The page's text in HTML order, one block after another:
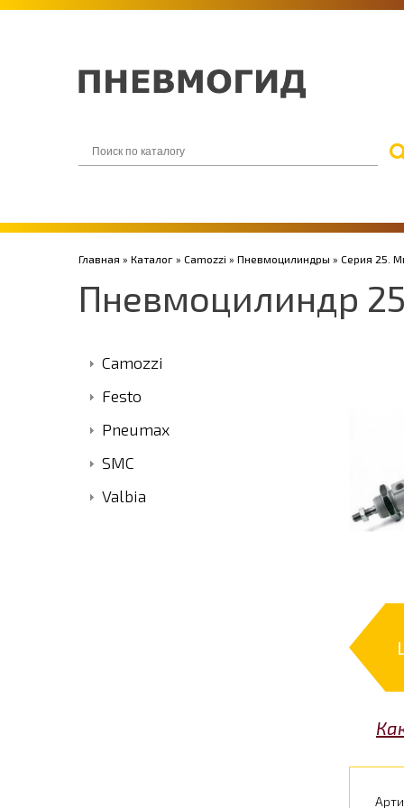
Главная » Каталог » Camozzi » Пневмоцилиндры » Серия 25.
Пневмоцилиндр
Camozzi
Festo
Pneumax
SMC
Valbia